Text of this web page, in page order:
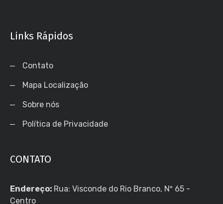
Links Rápidos
Contato
Mapa Localização
Sobre nós
Política de Privacidade
CONTATO
Endereço: Rua: Visconde do Rio Branco, Nº 65 -
Centro